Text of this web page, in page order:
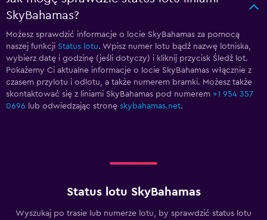
SkyBahamas?
Możesz sprawdzić informacje o locie SkyBahamas za pomocą
naszej funkcji Status lotu. Wpisz numer lotu bądź nazwę lotniska,
wybierz datę i godzinę (jeśli dotyczy) i kliknij przycisk Śledź lot.
Pokażemy Ci aktualne informacje o locie SkyBahamas włącznie z
czasem przylotu i odlotu, a także numerem bramki. Możesz także
skontaktować się z liniami SkyBahamas pod numerem +1 954 357
0696 lub odwiedzając stronę skybahamas.net.
Status lotu SkyBahamas
Wyszukaj po trasie lub numerze lotu, by sprawdzić status lotu